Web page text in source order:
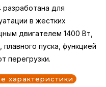
для
в жестких
двигателем 1400 Вт,
пуска, функцией
перегрузки.
характеристики